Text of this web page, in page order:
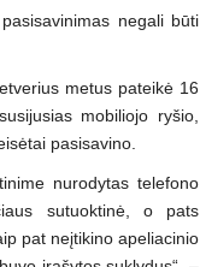
negali būti
metus pateikė 16
mobiliojo ryšio,
pasisavino.
nurodytas telefono
sutuoktinė, o pats
pat neįtikino apeliacinio